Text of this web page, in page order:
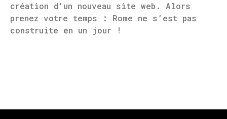
création d’un nouveau site web. Alors
prenez votre temps : Rome ne s’est pas
construite en un jour !